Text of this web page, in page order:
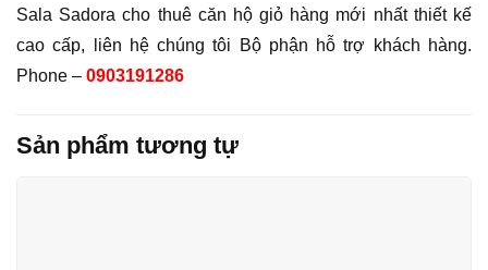
Sala Sadora cho thuê căn hộ giỏ hàng mới nhất thiết kế
cao cấp, liên hệ chúng tôi Bộ phận hỗ trợ khách hàng.
Phone – 0903191286
Sản phẩm tương tự